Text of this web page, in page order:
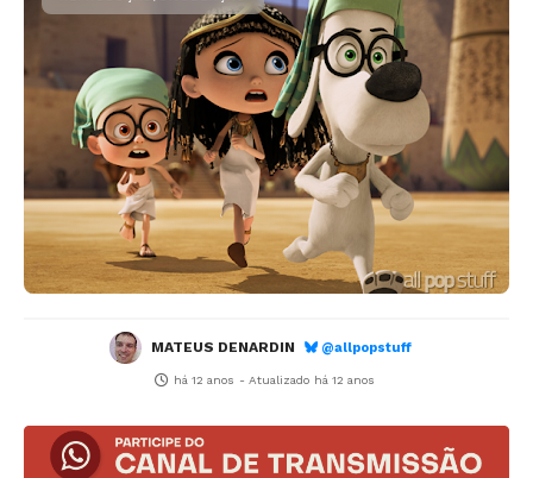
MATEUS DENARDIN @allpopstuff
há 12 anos - Atualizado há 12 anos